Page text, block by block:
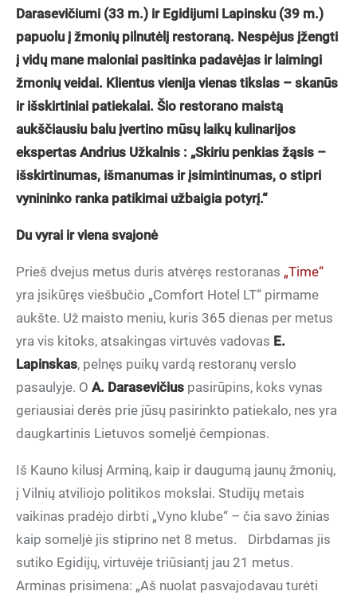
Darasevičiumi (33 m.) ir Egidijumi Lapinsku (39 m.)
papuolu į žmonių pilnutėlį restoraną. Nespėjus įžengti
į vidų mane maloniai pasitinka padavėjas ir laimingi
žmonių veidai. Klientus vienija vienas tikslas – skanūs
ir išskirtiniai patiekalai. Šio restorano maistą
aukščiausiu balu įvertino mūsų laikų kulinarijos
ekspertas Andrius Užkalnis : „Skiriu penkias žąsis –
išskirtinumas, išmanumas ir įsimintinumas, o stipri
vynininko ranka patikimai užbaigia potyrį.“
Du vyrai ir viena svajonė
Prieš dvejus metus duris atvėręs restoranas „Time“
yra įsikūręs viešbučio „Comfort Hotel LT“ pirmame
aukšte. Už maisto meniu, kuris 365 dienas per metus
yra vis kitoks, atsakingas virtuvės vadovas E.
Lapinskas, pelnęs puikų vardą restoranų verslo
pasaulyje. O A. Darasevičius pasirūpins, koks vynas
geriausiai derės prie jūsų pasirinkto patiekalo, nes yra
daugkartinis Lietuvos someljė čempionas.
Iš Kauno kilusį Arminą, kaip ir daugumą jaunų žmonių,
į Vilnių atviliojo politikos mokslai. Studijų metais
vaikinas pradėjo dirbti „Vyno klube“ – čia savo žinias
kaip someljė jis stiprino net 8 metus. Dirbdamas jis
sutiko Egidijų, virtuvėje triūsiantį jau 21 metus.
Arminas prisimena: „Aš nuolat pasvajodavau turėti